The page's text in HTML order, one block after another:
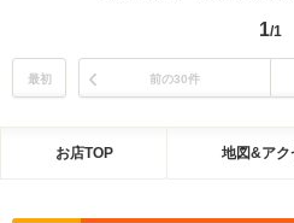
1/1
最初 前の30件
お店TOP 地図&アク